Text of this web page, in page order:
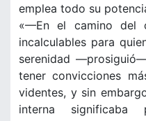
emplea todo su
«—En el camino del
incalculables para
serenidad
tener convicciones
videntes, y sin
interna